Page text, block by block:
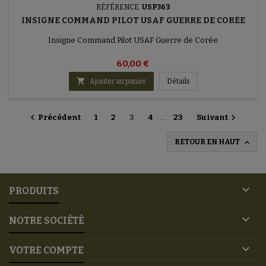
RÉFÉRENCE: USP363
INSIGNE COMMAND PILOT USAF GUERRE DE CORÉE
Insigne Command Pilot USAF Guerre de Corée
60,00 €
 Ajouter au panier Détails
 Précédent 1 2 3 4 23 Suivant 
RETOUR EN HAUT 
PRODUITS 
NOTRE SOCIÉTÉ 
VOTRE COMPTE 